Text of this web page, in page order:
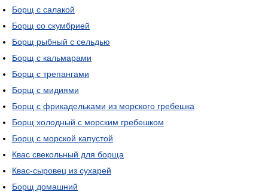
Борщ с салакой
Борщ со скумбрией
Борщ рыбный с сельдью
Борщ с кальмарами
Борщ с трепангами
Борщ с мидиями
Борщ с фрикадельками из морского гребешка
Борщ холодный с морским гребешком
Борщ с морской капустой
Квас свекольный для борща
Квас-сыровец из сухарей
Борщ домашний